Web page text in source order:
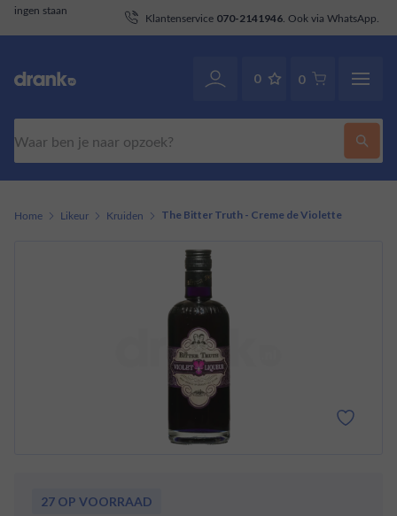
Klantenservice070-2141946. Ook via WhatsApp.
0 0
Home Likeur Kruiden The Bitter Truth - Creme de Violette
27 OP VOORRAAD